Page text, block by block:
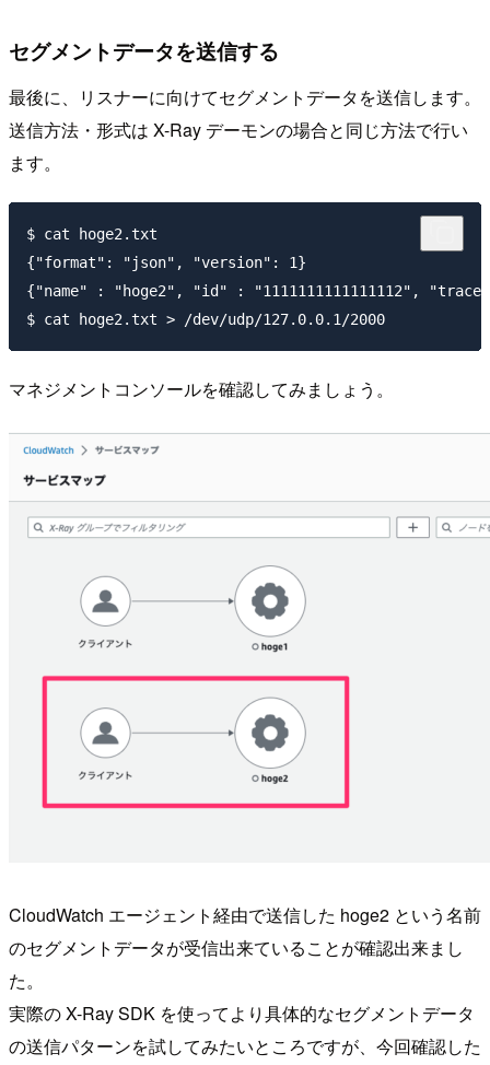
セグメントデータを送信する
最後に、リスナーに向けてセグメントデータを送信します。
送信方法・形式は X-Ray デーモンの場合と同じ方法で行い
ます。
$ cat hoge2.txt
{"format": "json", "version": 1}
{"name" : "hoge2", "id" : "1111111111111112",
マネジメントコンソールを確認してみましょう。
CloudWatch エージェント経由で送信した hoge2 という名前
のセグメントデータが受信出来ていることが確認出来まし
た。
実際の X-Ray SDK を使ってより具体的なセグメントデータ
の送信パターンを試してみたいところですが、今回確認した